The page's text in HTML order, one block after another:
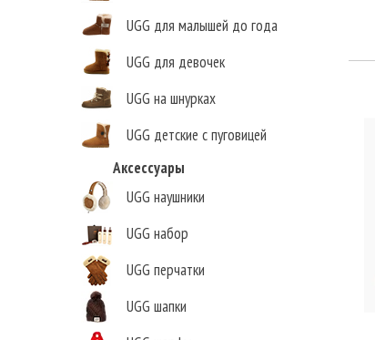
UGG для малышей до года
UGG для девочек
UGG на шнурках
UGG детские с пуговицей
Аксессуары
UGG наушники
UGG набор
UGG перчатки
UGG шапки